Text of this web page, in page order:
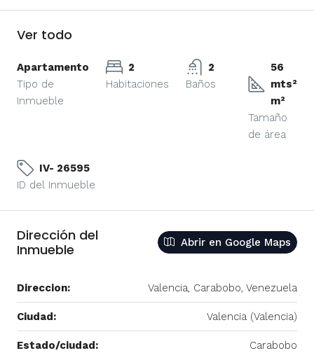
Ver todo
Apartamento
Tipo de
Inmueble
2
Habitaciones
2
Baños
56
mts²
m²
Tamaño
de área
IV- 26595
ID del Inmueble
Dirección del
Inmueble
Abrir en Google Maps
Direccion: Valencia, Carabobo, Venezuela
Ciudad: Valencia (Valencia)
Estado/ciudad: Carabobo